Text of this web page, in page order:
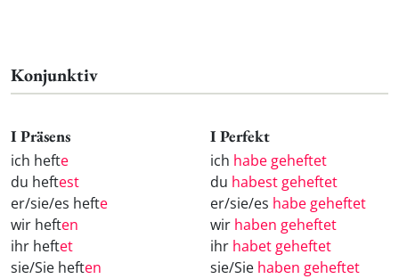
Konjunktiv
I Präsens
ich hefte
du heftest
er/sie/es hefte
wir heften
ihr heftet
sie/Sie heften
I Perfekt
ich habe geheftet
du habest geheftet
er/sie/es habe geheftet
wir haben geheftet
ihr habet geheftet
sie/Sie haben geheftet